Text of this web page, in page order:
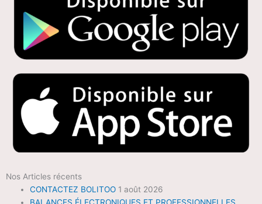
Nos Articles récents
CONTACTEZ BOLITOO 1 août 2026
BALANCES ÉLECTRONIQUES ET PROFESSIONNELLES